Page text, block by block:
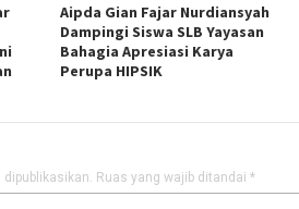
Aipda Gian Fajar Nurdiansyah
Dampingi Siswa SLB Yayasan
Bahagia Apresiasi Karya
Perupa HIPSIK
Ruas yang wajib ditandai *